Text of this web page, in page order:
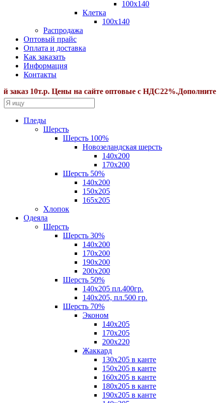
100x140
Клетка
100х140
Распродажа
Оптовый прайс
Оплата и доставка
Как заказать
Информация
Контакты
10т.р. Цены на сайте оптовые с
Пледы
Шерсть
Шерсть 100%
Новозеландская шерсть
140х200
170x200
Шерсть 50%
140x200
150х205
165х205
Хлопок
Одеяла
Шерсть
Шерсть 30%
140х200
170х200
190х200
200х200
Шерсть 50%
140х205 пл.400гр.
140х205, пл.500 гр.
Шерсть 70%
Эконом
140х205
170х205
200х220
Жаккард
130х205 в канте
150х205 в канте
160х205 в канте
180х205 в канте
190х205 в канте